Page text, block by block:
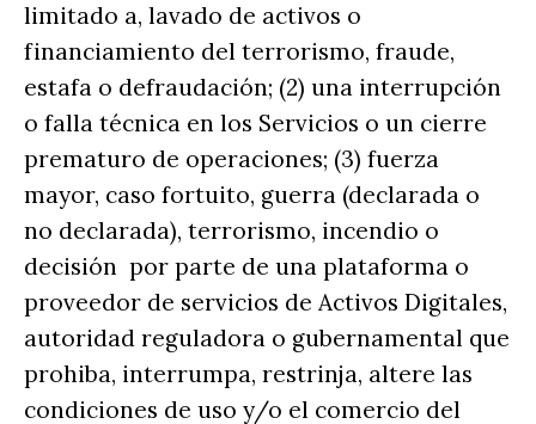
limitado a, lavado de activos o
financiamiento del terrorismo, fraude,
estafa o defraudación; (2) una interrupción
o falla técnica en los Servicios o un cierre
prematuro de operaciones; (3) fuerza
mayor, caso fortuito, guerra (declarada o
no declarada), terrorismo, incendio o
decisión por parte de una plataforma o
proveedor de servicios de Activos Digitales,
autoridad reguladora o gubernamental que
prohiba, interrumpa, restrinja, altere las
condiciones de uso y/o el comercio del